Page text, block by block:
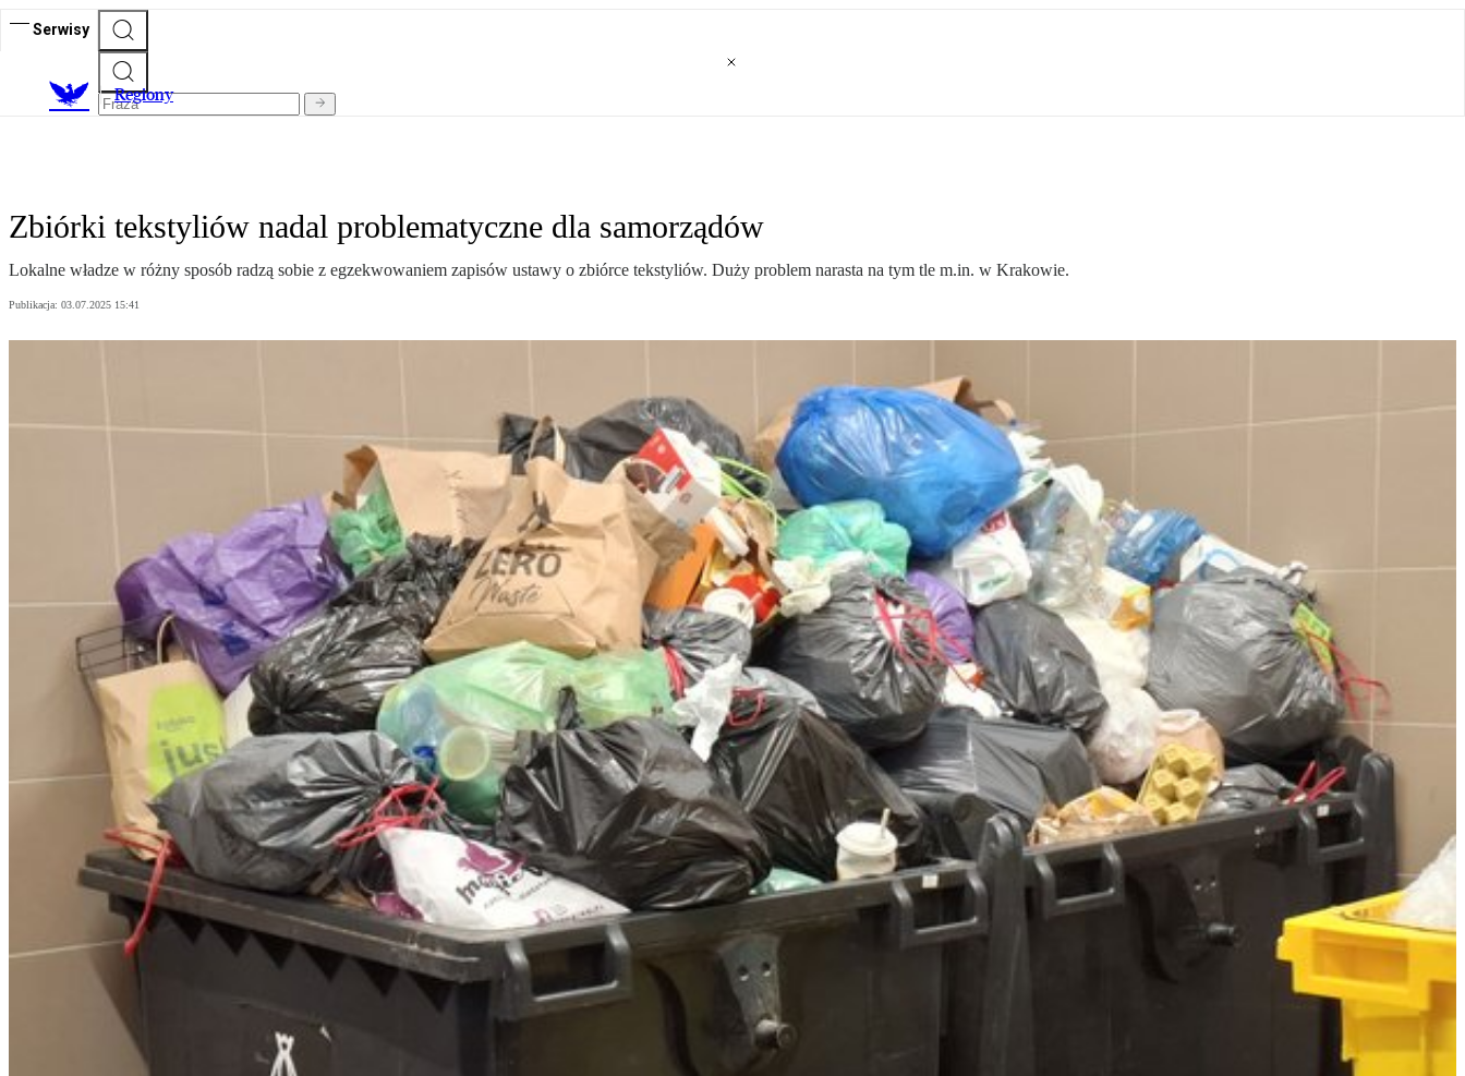
Serwisy
Regiony
Zbiórki tekstyliów nadal problematyczne dla samorządów
Lokalne władze w różny sposób radzą sobie z egzekwowaniem zapisów ustawy o zbiórce tekstyliów. Duży problem narasta na tym tle m.in. w Krakowie.
Publikacja: 03.07.2025 15:41